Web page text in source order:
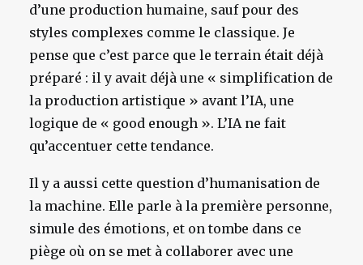
d’une production humaine, sauf pour des
styles complexes comme le classique. Je
pense que c’est parce que le terrain était déjà
préparé : il y avait déjà une « simplification de
la production artistique » avant l’IA, une
logique de « good enough ». L’IA ne fait
qu’accentuer cette tendance.
Il y a aussi cette question d’humanisation de
la machine. Elle parle à la première personne,
simule des émotions, et on tombe dans ce
piège où on se met à collaborer avec une